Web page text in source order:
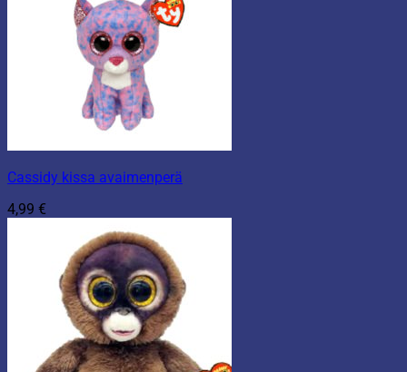
Cassidy kissa avaimenperä
4,99 €